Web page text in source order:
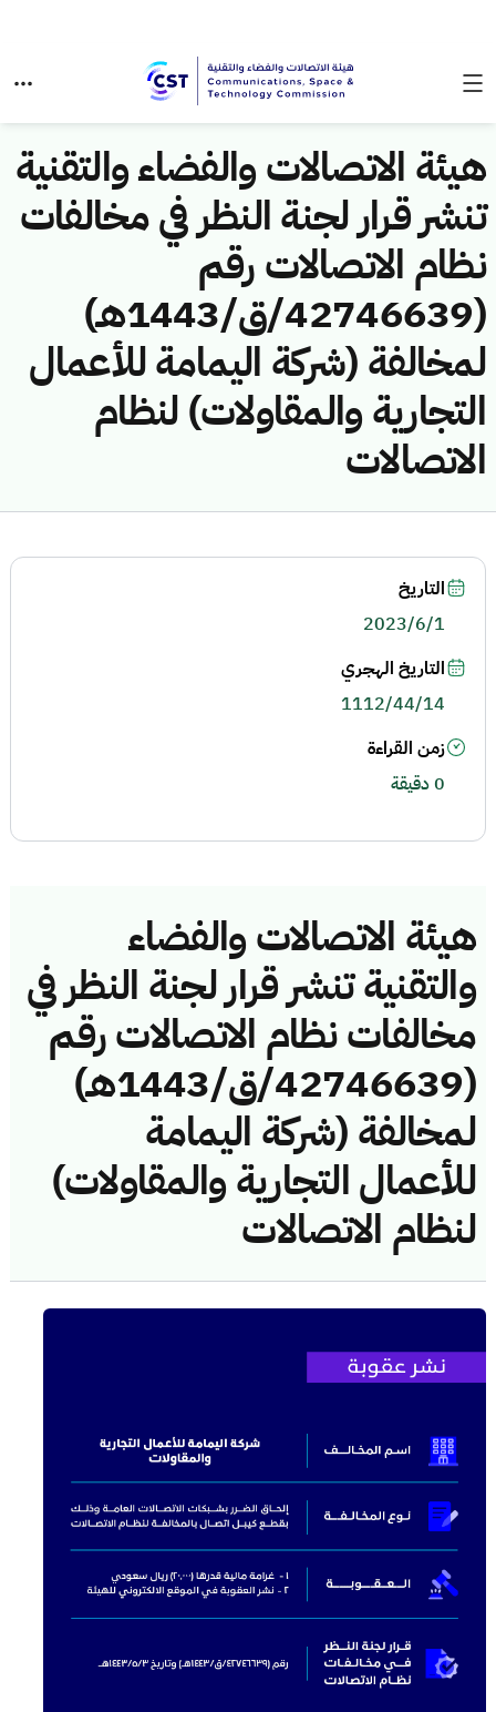
هيئة الاتصالات والفضاء والتقنية
تنشر قرار لجنة النظر في مخالفات
نظام الاتصالات رقم
(42746639/ق/1443هـ)
لمخالفة (شركة اليمامة للأعمال
التجارية والمقاولات) لنظام
الاتصالات
هيئة الاتصالات والفضاء
والتقنية تنشر قرار لجنة النظر في
مخالفات نظام الاتصالات رقم
(42746639/ق/1443هـ)
لمخالفة (شركة اليمامة
للأعمال التجارية والمقاولات)
لنظام الاتصالات
التاريخ
2023/6/1
التاريخ الهجري
1112/44/14
زمن القراءة
0 دقيقة